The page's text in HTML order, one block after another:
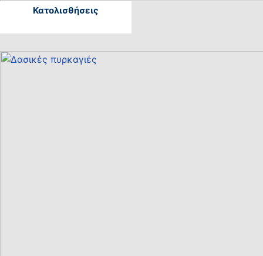
Κατολισθήσεις